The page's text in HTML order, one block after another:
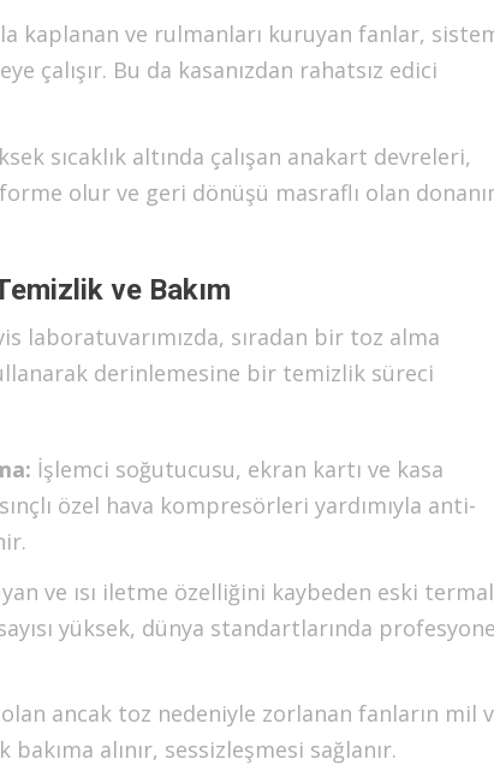
kaplanan ve rulmanları kuruyan fanlar,
çalışır. Bu da kasanızdan rahatsız edici
sıcaklık altında çalışan anakart devreleri,
olur ve geri dönüşü masraflı olan
ve Bakım
laboratuvarımızda, sıradan bir toz alma
derinlemesine bir temizlik süreci
İşlemci soğutucusu, ekran kartı ve kasa
özel hava kompresörleri yardımıyla anti-
ve ısı iletme özelliğini kaybeden eski termal
yüksek, dünya standartlarında
olan ancak toz nedeniyle zorlanan fanların mil
alınır, sessizleşmesi sağlanır.